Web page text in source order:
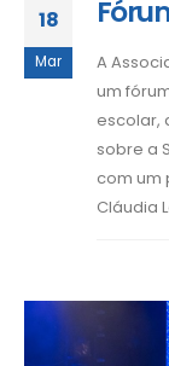
18
Mar
A
um
escolar,
sobre a
com um
Cláudia